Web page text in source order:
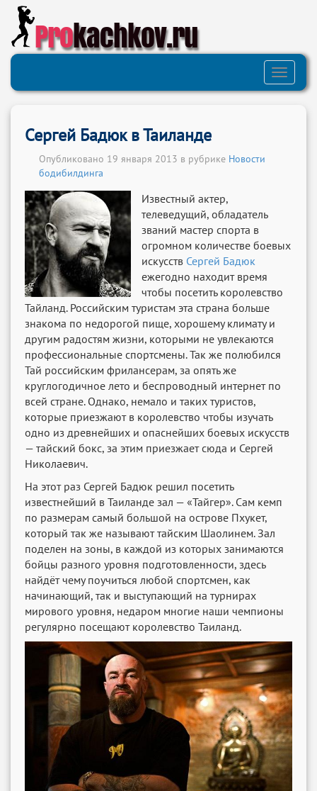
Prokachkov.ru
Toggle
Сергей Бадюк в Таиланде
Опубликовано 19 января 2013 в рубрике Новости
бодибилдинга
Известный актер,
телеведущий, обладатель
званий мастер спорта в
огромном количестве боевых
искусств Сергей Бадюк
ежегодно находит время
чтобы посетить королевство
Тайланд. Российским туристам эта страна больше
знакома по недорогой пище, хорошему климату и
другим радостям жизни, которыми не увлекаются
профессиональные спортсмены. Так же полюбился
Тай российским фрилансерам, за опять же
круглогодичное лето и беспроводный интернет по
всей стране. Однако, немало и таких туристов,
которые приезжают в королевство чтобы изучать
одно из древнейших и опаснейших боевых искусств
— тайский бокс, за этим приезжает сюда и Сергей
Николаевич.
На этот раз Сергей Бадюк решил посетить
известнейший в Таиланде зал — «Тайгер». Сам кемп
по размерам самый большой на острове Пхукет,
который так же называют тайским Шаолинем. Зал
поделен на зоны, в каждой из которых занимаются
бойцы разного уровня подготовленности, здесь
найдёт чему поучиться любой спортсмен, как
начинающий, так и выступающий на турнирах
мирового уровня, недаром многие наши чемпионы
регулярно посещают королевство Таиланд.